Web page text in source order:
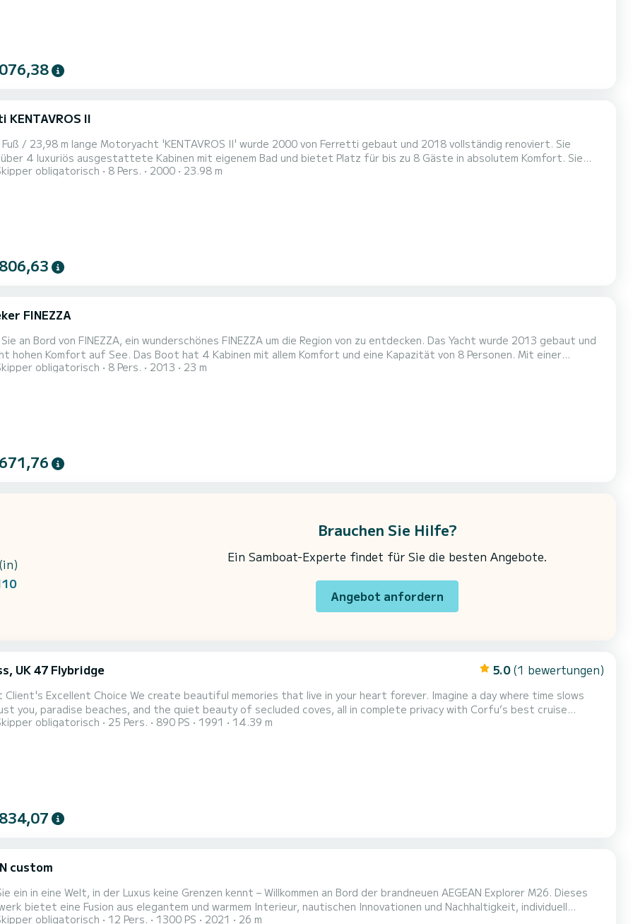
II
Fuß / 23,98 m lange Motoryacht 'KENTAVROS II' wurde 2000 von Ferretti gebaut und 2018 vollständig renoviert. Sie
4 luxuriös ausgestattete Kabinen mit eigenem Bad und bietet Platz für bis zu 8 Gäste in absolutem Komfort. Sie
1 Master-Kabine mit Queensize-Bett, 1 VIP-Kabine mit Doppelbett und 2 Kabinen mit je 2 Einzelbetten, die zu
obligatorisch 8 Pers. 2000 23.98 m
FINEZZA
Bord von FINEZZA, ein wunderschönes FINEZZA um die Region von zu entdecken. Das Yacht wurde 2013 gebaut und
Das Boot hat 4 Kabinen mit allem Komfort und eine Kapazität von 8 Personen. Mit einer
von 23 Metern wird es Ihr perfekter Begleiter sein, um einen einzigartigen Urlaub auf dem Wasser in der Umgebung
obligatorisch 8 Pers. 2013 23 m
Brauchen Sie Hilfe?
Ein Samboat-Experte findet für Sie die besten Angebote.
Angebot anfordern
UK 47 Flybridge 5.0 (1 bewertungen)
We create beautiful memories that live in your heart forever. Imagine a day where time slows
you, paradise beaches, and the quiet beauty of secluded coves, all in complete privacy with Corfu’s best cruise
* A tailor-made, private experience created in discussion with you, exclusively
obligatorisch 25 Pers. 890 PS 1991 14.39 m
custom
ein in eine Welt, in der Luxus keine Grenzen kennt – Willkommen an Bord der brandneuen AEGEAN Explorer M26. Dieses
bietet eine Fusion aus elegantem und warmem Interieur, nautischen Innovationen und Nachhaltigkeit, individuell
um 12 Gästen absoluten Komfort zu bieten. Das 26 Meter lange Schiff hat einen Stahlrumpf, Aluminiumüberbau und
obligatorisch 12 Pers. 1300 PS 2021 26 m